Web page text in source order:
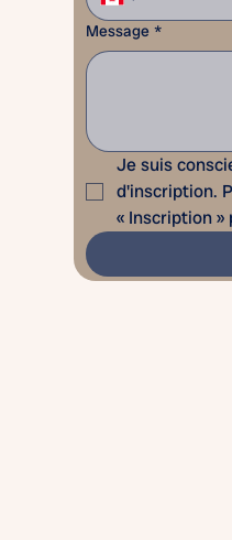
Message *
Je suis
« Inscription